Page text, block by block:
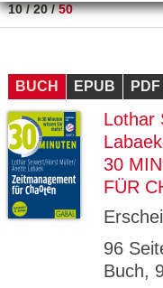
10/20/50
BUCH EPUB PDF
Lothar
30
FÜR
96
Buch,
Name Zweck
ESSION
_ID
verlag.
de
GV_CO
OKIES
gabal-